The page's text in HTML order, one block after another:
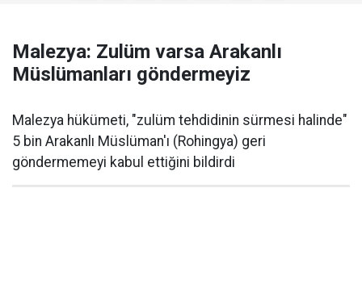
Malezya: Zulüm varsa Arakanlı
Müslümanları göndermeyiz
Malezya hükümeti, "zulüm tehdidinin sürmesi halinde"
5 bin Arakanlı Müslüman'ı (Rohingya) geri
göndermemeyi kabul ettiğini bildirdi